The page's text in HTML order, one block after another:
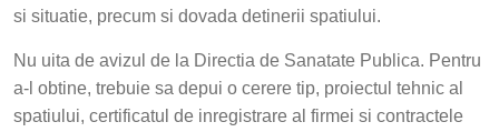
si situatie, precum si dovada detinerii spatiului.
Nu uita de avizul de la Directia de Sanatate Publica. Pentru
a-l obtine, trebuie sa depui o cerere tip, proiectul tehnic al
spatiului, certificatul de inregistrare al firmei si contractele